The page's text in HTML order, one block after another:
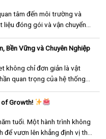
tâm đến môi trường và
đóng gói và vận chuyển
Bền Vững và Chuyên Nghiệp
không chỉ đơn giản là vật
quan trọng của hệ thống
of Growth!
tuổi. Một hành trình không
vươn lên khẳng định vị thế.